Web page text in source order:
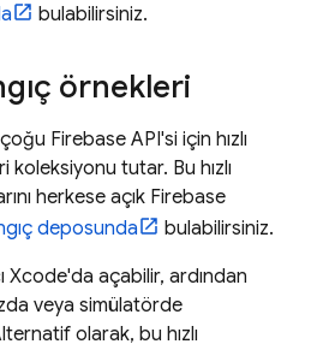
bulabilirsiniz.
örnekleri
Firebase API'si için hızlı
koleksiyonu tutar. Bu hızlı
herkese açık Firebase
deposunda
bulabilirsiniz.
Xcode'da açabilir, ardından
veya simülatörde
olarak, bu hızlı